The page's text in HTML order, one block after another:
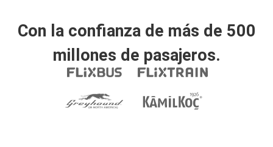
Con la confianza de más de 500
millones de pasajeros.